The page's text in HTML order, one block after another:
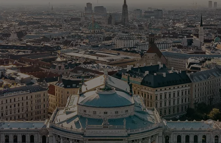
へ
ジ
の
ト
ッ
プ
へ
非
表
示